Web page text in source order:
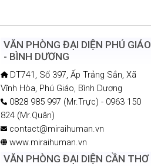
VĂN PHÒNG ĐẠI DIỆN PHÚ GIÁO
- BÌNH DƯƠNG
DT741, Số 397, Ấp Trảng Sắn, Xã
Vĩnh Hòa, Phú Giáo, Bình Dương
0828 985 997 (Mr.Trực) - 0963 150
824 (Mr.Quân)
contact@miraihuman.vn
www.miraihuman.vn
VĂN PHÒNG ĐẠI DIỆN CẦN THƠ